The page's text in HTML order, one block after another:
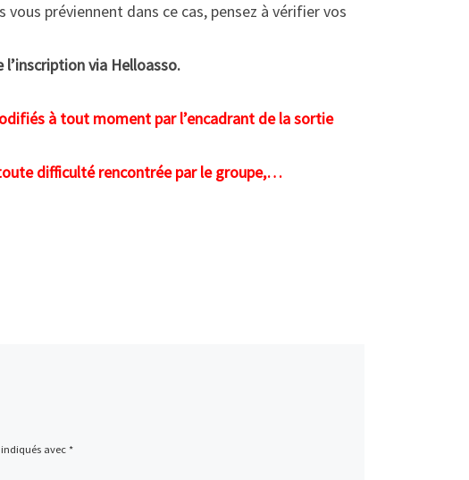
préviennent dans ce cas, pensez à vérifier vos
l’inscription via Helloasso.
à tout moment par l’encadrant de la sortie
difficulté rencontrée par le groupe,…
avec *